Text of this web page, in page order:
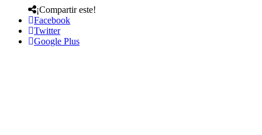
¡Compartir este!
Facebook
Twitter
Google Plus